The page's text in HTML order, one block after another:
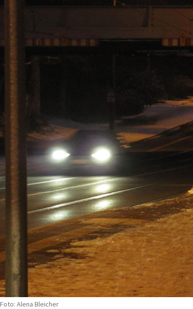
Foto: Alena Bleicher